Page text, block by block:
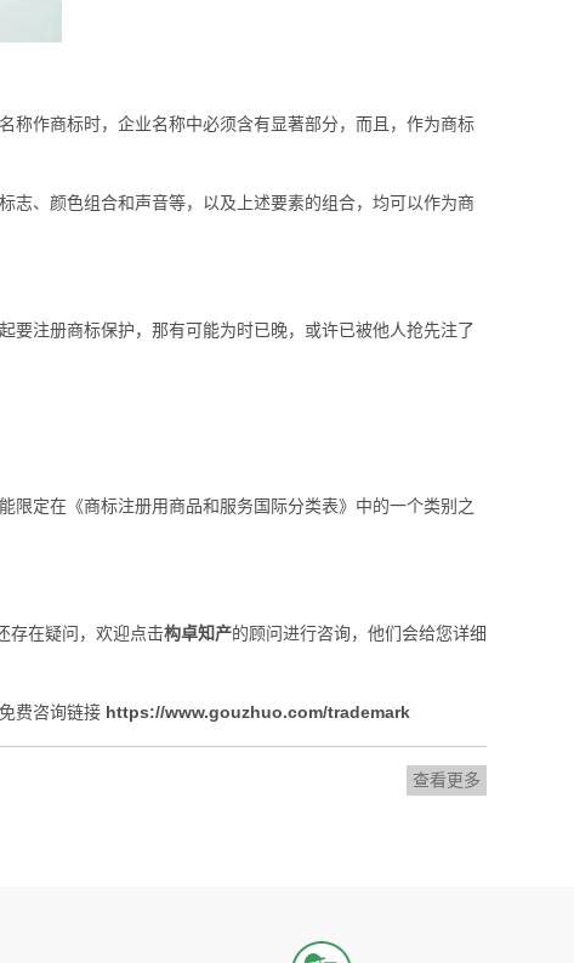
称作商标时，企业名称中必须含有显著部分，而且，作为商标
、颜色组合和声音等，以及上述要素的组合，均可以作为商
注册商标保护，那有可能为时已晚，或许已被他人抢先注了
定在《商标注册用商品和服务国际分类表》中的一个类别之
存在疑问，欢迎点击构卓知产的顾问进行咨询，他们会给您详细
费咨询链接 https://www.gouzhuo.com/trademark
查看更多